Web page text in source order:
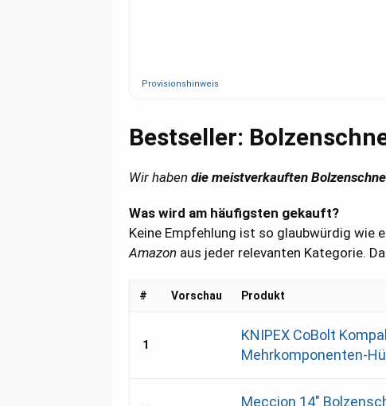
Provisionshinweis
Bestseller:
Wir haben die meistverkauften
Was wird am häufigsten gekauft?
Keine Empfehlung ist so glaubwürdig wie
Amazon aus jeder relevanten Kategorie.
# Vorschau Produkt
1
KNIPEX CoBolt
Mehrkomponenten-
Meccion 14"